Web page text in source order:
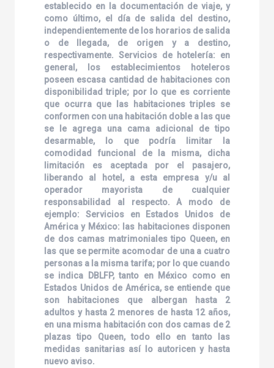
establecido en la documentación de viaje, y
como último, el día de salida del destino,
independientemente de los horarios de salida
o de llegada, de origen y a destino,
respectivamente. Servicios de hotelería: en
general, los establecimientos hoteleros
poseen escasa cantidad de habitaciones con
disponibilidad triple; por lo que es corriente
que ocurra que las habitaciones triples se
conformen con una habitación doble a las que
se le agrega una cama adicional de tipo
desarmable, lo que podría limitar la
comodidad funcional de la misma, dicha
limitación es aceptada por el pasajero,
liberando al hotel, a esta empresa y/u al
operador mayorista de cualquier
responsabilidad al respecto. A modo de
ejemplo: Servicios en Estados Unidos de
América y México: las habitaciones disponen
de dos camas matrimoniales tipo Queen, en
las que se permite acomodar de una a cuatro
personas a la misma tarifa; por lo que cuando
se indica DBLFP, tanto en México como en
Estados Unidos de América, se entiende que
son habitaciones que albergan hasta 2
adultos y hasta 2 menores de hasta 12 años,
en una misma habitación con dos camas de 2
plazas tipo Queen, todo ello en tanto las
medidas sanitarias así lo autoricen y hasta
nuevo aviso.